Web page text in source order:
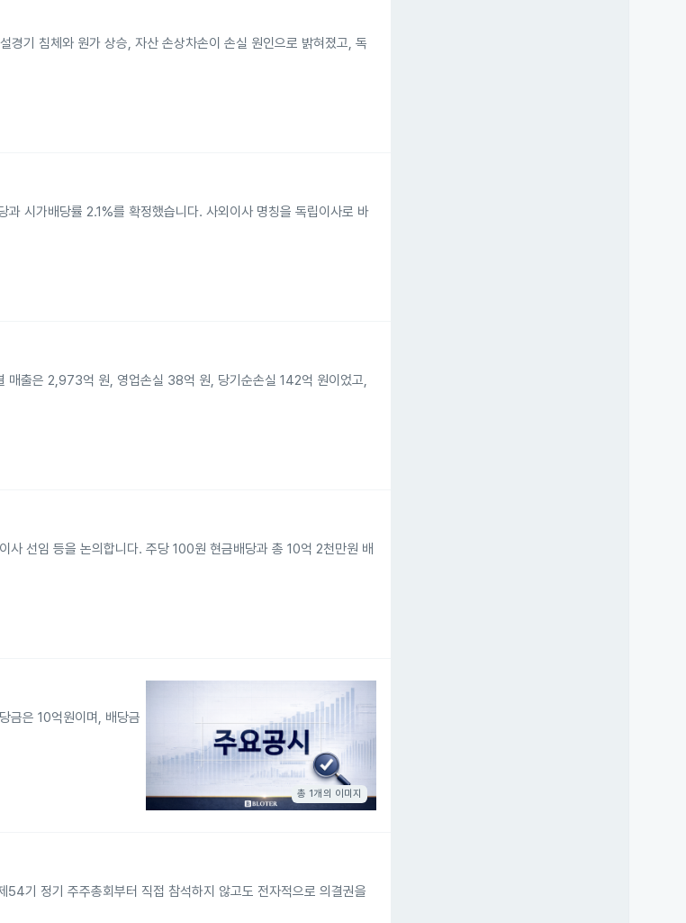
기 침체와 원가 상승, 자산 손상차손이 손실 원인으로 밝혀졌고, 독
시가배당률 2.1%를 확정했습니다. 사외이사 명칭을 독립이사로 바
매출은 2,973억 원, 영업손실 38억 원, 당기순손실 142억 원이었고,
선임 등을 논의합니다. 주당 100원 현금배당과 총 10억 2천만원 배
금은 10억원이며, 배당금
총 1개의 이미지
기 정기 주주총회부터 직접 참석하지 않고도 전자적으로 의결권을